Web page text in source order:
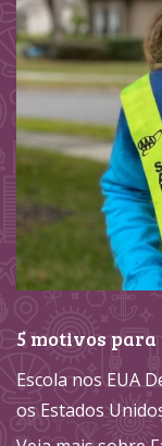
5 motivos para
Escola nos EUA
os Estados